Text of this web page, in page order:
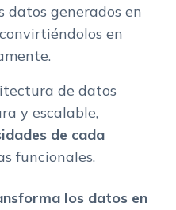
datos generados en
en
de datos
y escalable,
de cada
funcionales.
los datos en